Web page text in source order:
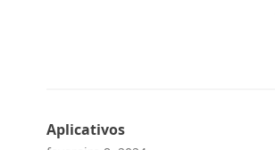
Aplicativos